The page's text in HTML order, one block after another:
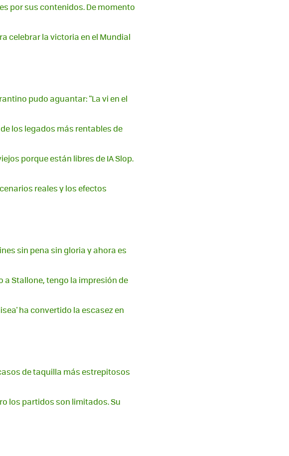
por sus contenidos. De momento
celebrar la victoria en el Mundial
pudo aguantar: "La vi en el
los legados más rentables de
porque están libres de IA Slop.
reales y los efectos
sin pena sin gloria y ahora es
a Stallone, tengo la impresión de
ha convertido la escasez en
de taquilla más estrepitosos
los partidos son limitados. Su